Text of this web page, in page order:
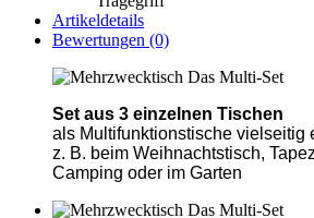
Artikeldetails
Bewertungen (0)
Set aus 3 einzelnen Tischen
als Multifunktionstische vielseitig
z. B. beim Weihnachtstisch,
Camping oder im Garten